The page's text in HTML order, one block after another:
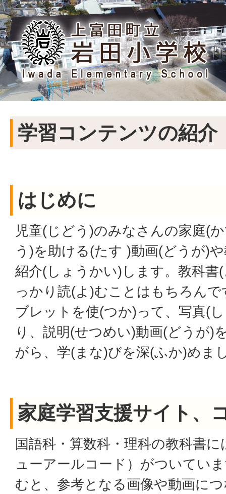
学習コンテンツの紹介
はじめに
児童(じどう)のみなさんの家庭(
う)を助ける(たす )動画(どうが)
紹介(しょうかい)します。教科書
っかり読(よ)むことはもちろん
ブレットを使(つか)って、写真(
り、説明(せつめい)動画(どうが)
がら、学(まな)びを深(ふか)めま
家庭学習支援サイト、
国語科・算数科・理科の教科書
ューアールコード）がついてい
むと、参考となる画像や動画に